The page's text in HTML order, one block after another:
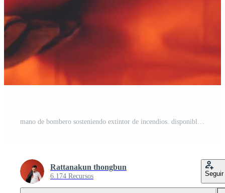
Rattanakun thongbun
6.174 Recursos Seguir